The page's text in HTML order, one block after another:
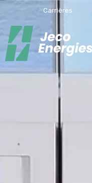
Carrières